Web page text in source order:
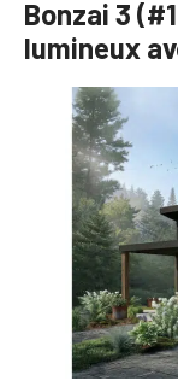
Bonzai 3
lumineux